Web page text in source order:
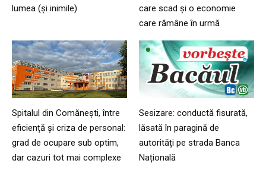
lumea (și inimile)
care scad și o economie
care rămâne în urmă
Spitalul din Comănești, între
eficiență și criza de personal:
grad de ocupare sub optim,
dar cazuri tot mai complexe
Sesizare: conductă fisurată,
lăsată în paragină de
autorități pe strada Banca
Națională